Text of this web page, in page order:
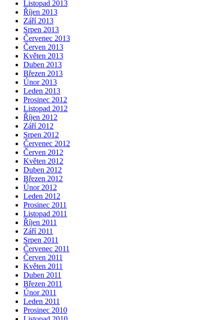
Listopad 2013
Říjen 2013
Září 2013
Srpen 2013
Červenec 2013
Červen 2013
Květen 2013
Duben 2013
Březen 2013
Únor 2013
Leden 2013
Prosinec 2012
Listopad 2012
Říjen 2012
Září 2012
Srpen 2012
Červenec 2012
Červen 2012
Květen 2012
Duben 2012
Březen 2012
Únor 2012
Leden 2012
Prosinec 2011
Listopad 2011
Říjen 2011
Září 2011
Srpen 2011
Červenec 2011
Červen 2011
Květen 2011
Duben 2011
Březen 2011
Únor 2011
Leden 2011
Prosinec 2010